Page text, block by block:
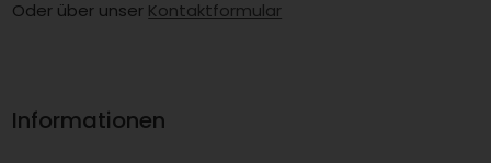
Oder über unser Kontaktformular
Informationen